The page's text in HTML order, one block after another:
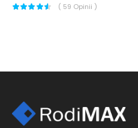
( 59 Opinii )